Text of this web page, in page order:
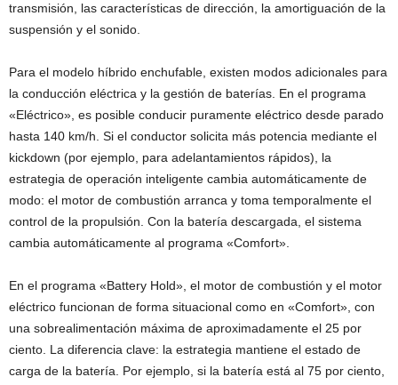
transmisión, las características de dirección, la amortiguación de la
suspensión y el sonido.
Para el modelo híbrido enchufable, existen modos adicionales para
la conducción eléctrica y la gestión de baterías. En el programa
«Eléctrico», es posible conducir puramente eléctrico desde parado
hasta 140 km/h. Si el conductor solicita más potencia mediante el
kickdown (por ejemplo, para adelantamientos rápidos), la
estrategia de operación inteligente cambia automáticamente de
modo: el motor de combustión arranca y toma temporalmente el
control de la propulsión. Con la batería descargada, el sistema
cambia automáticamente al programa «Comfort».
En el programa «Battery Hold», el motor de combustión y el motor
eléctrico funcionan de forma situacional como en «Comfort», con
una sobrealimentación máxima de aproximadamente el 25 por
ciento. La diferencia clave: la estrategia mantiene el estado de
carga de la batería. Por ejemplo, si la batería está al 75 por ciento,